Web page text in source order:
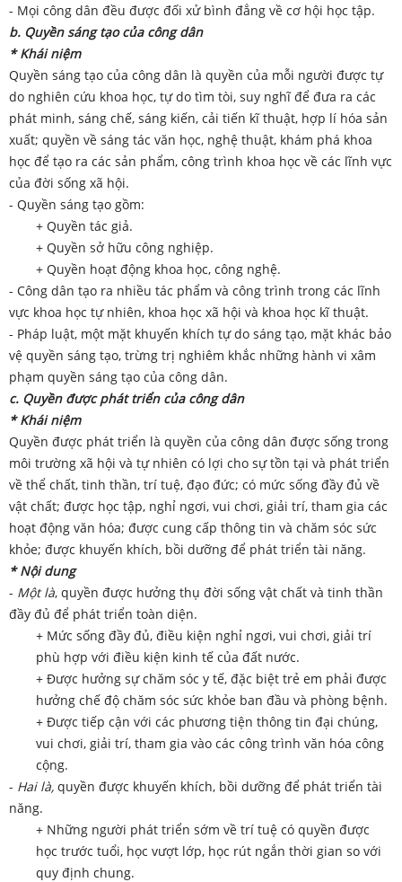
- Mọi công dân đều được đối xử bình đẳng về cơ hội học tập.
b. Quyền sáng tạo của công dân
* Khái niệm
Quyền sáng tạo của công dân là quyền của mỗi người được tự
do nghiên cứu khoa học, tự do tìm tòi, suy nghĩ để đưa ra các
phát minh, sáng chế, sáng kiến, cải tiến kĩ thuật, hợp lí hóa sản
xuất; quyền về sáng tác văn học, nghệ thuật, khám phá khoa
học để tạo ra các sản phẩm, công trình khoa học về các lĩnh vực
của đời sống xã hội.
- Quyền sáng tạo gồm:
+ Quyền tác giả.
+ Quyền sở hữu công nghiệp.
+ Quyền hoạt động khoa học, công nghệ.
- Công dân tạo ra nhiều tác phẩm và công trình trong các lĩnh
vực khoa học tự nhiên, khoa học xã hội và khoa học kĩ thuật.
- Pháp luật, một mặt khuyến khích tự do sáng tạo, mặt khác bảo
vệ quyền sáng tạo, trừng trị nghiêm khắc những hành vi xâm
phạm quyền sáng tạo của công dân.
c. Quyền được phát triển của công dân
* Khái niệm
Quyền được phát triển là quyền của công dân được sống trong
môi trường xã hội và tự nhiên có lợi cho sự tồn tại và phát triển
về thể chất, tinh thần, trí tuệ, đạo đức; có mức sống đầy đủ về
vật chất; được học tập, nghỉ ngơi, vui chơi, giải trí, tham gia các
hoạt động văn hóa; được cung cấp thông tin và chăm sóc sức
khỏe; được khuyến khích, bồi dưỡng để phát triển tài năng.
* Nội dung
- Một là, quyền được hưởng thụ đời sống vật chất và tinh thần
đầy đủ để phát triển toàn diện.
+ Mức sống đầy đủ, điều kiện nghỉ ngơi, vui chơi, giải trí
phù hợp với điều kiện kinh tế của đất nước.
+ Được hưởng sự chăm sóc y tế, đặc biệt trẻ em phải được
hưởng chế độ chăm sóc sức khỏe ban đầu và phòng bệnh.
+ Được tiếp cận với các phương tiện thông tin đại chúng,
vui chơi, giải trí, tham gia vào các công trình văn hóa công
cộng.
- Hai là, quyền được khuyến khích, bồi dưỡng để phát triển tài
năng.
+ Những người phát triển sớm về trí tuệ có quyền được
học trước tuổi, học vượt lớp, học rút ngắn thời gian so với
quy định chung.